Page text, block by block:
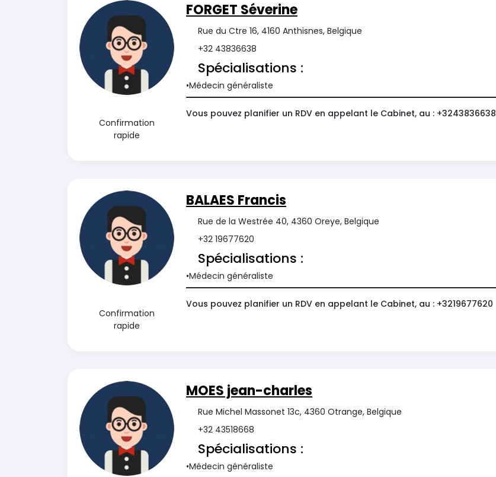
Confirmation
rapide
FORGET Séverine
Rue du Ctre 16, 4160 Anthisnes, Belgique
+32 43836638
Spécialisations :
Médecin généraliste
Vous pouvez planifier un RDV en appelant le Cabinet, au : +3243836638
Confirmation
rapide
BALAES Francis
Rue de la Westrée 40, 4360 Oreye, Belgique
+32 19677620
Spécialisations :
Médecin généraliste
Vous pouvez planifier un RDV en appelant le Cabinet, au : +3219677620
MOES jean-charles
Rue Michel Massonet 13c, 4360 Otrange, Belgique
+32 43518668
Spécialisations :
Médecin généraliste